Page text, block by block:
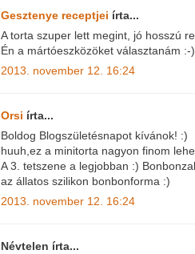
Gesztenye receptjei írta...
A torta szuper lett megint, jó hosszú
Én a mártóeszközöket választanám :-
2013. november 12. 16:24
Orsi írta...
Boldog Blogszületésnapot kívánok! :)
huuh,ez a minitorta nagyon finom
A 3. tetszene a legjobban :)
az állatos szilikon bonbonforma :)
2013. november 12. 16:24
Névtelen írta...